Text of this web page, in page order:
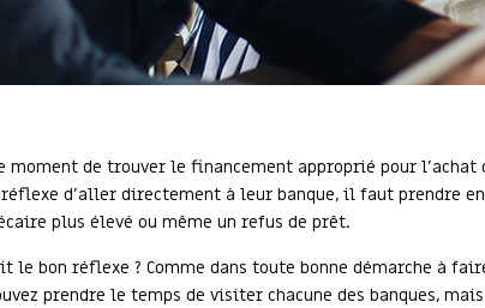
moment de trouver le financement approprié pour
d’aller directement à leur banque, il faut prendre
plus élevé ou même un refus de prêt.
le bon réflexe ? Comme dans toute bonne démarche à
prendre le temps de visiter chacune des banques,